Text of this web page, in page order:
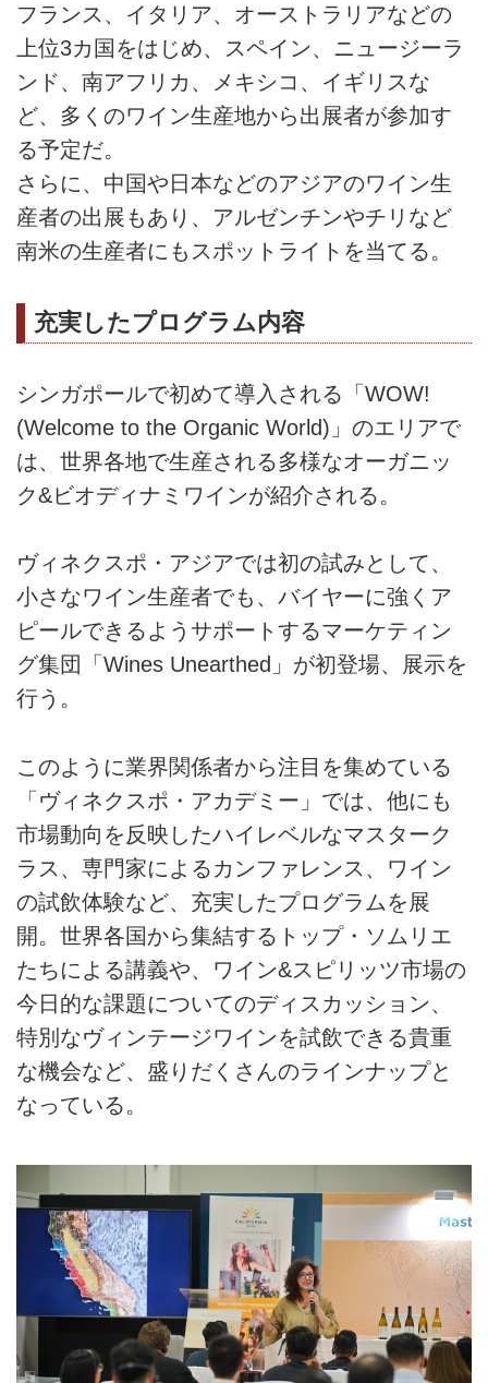
フランス、イタリア、オーストラリアなどの
上位3カ国をはじめ、スペイン、ニュージーラ
ンド、南アフリカ、メキシコ、イギリスな
ど、多くのワイン生産地から出展者が参加す
る予定だ。
さらに、中国や日本などのアジアのワイン生
産者の出展もあり、アルゼンチンやチリなど
南米の生産者にもスポットライトを当てる。
充実したプログラム内容
シンガポールで初めて導入される「WOW!
(Welcome to the Organic World)」のエリアで
は、世界各地で生産される多様なオーガニッ
ク&ビオディナミワインが紹介される。
ヴィネクスポ・アジアでは初の試みとして、
小さなワイン生産者でも、バイヤーに強くア
ピールできるようサポートするマーケティン
グ集団「Wines Unearthed」が初登場、展示を
行う。
このように業界関係者から注目を集めている
「ヴィネクスポ・アカデミー」では、他にも
市場動向を反映したハイレベルなマスターク
ラス、専門家によるカンファレンス、ワイン
の試飲体験など、充実したプログラムを展
開。世界各国から集結するトップ・ソムリエ
たちによる講義や、ワイン&スピリッツ市場の
今日的な課題についてのディスカッション、
特別なヴィンテージワインを試飲できる貴重
な機会など、盛りだくさんのラインナップと
なっている。